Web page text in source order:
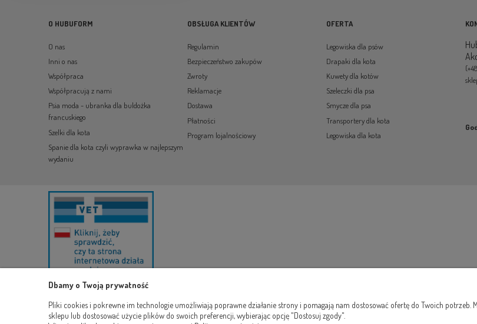
O HUBUFORM
O nas
Inni o nas
Współpraca
Współpracują z nami
Psia moda - ubranka dla buldożka
francuskiego
Szelki dla kota
Spanie dla kota czyli wyprawka w najlepszym
wydaniu
OBSŁUGA KLIENTÓW
Regulamin
Bezpieczeństwo zakupów
Zwroty
Reklamacje
Dostawa
Płatności
Program lojalnościowy
OFERTA
Legowiska dla psów
Drapaki dla kota
Kuwety dla kotów
Szeleczki dla psa
Smycze dla psa
Transportery dla kota
Legowiska dla kota
Dbamy o Twoją prywatność
Pliki cookies i pokrewne im technologie umożliwiają poprawne działanie strony i pomagają nam dostosować ofertę do Twoich
sklepu lub dostosować użycie plików do swoich preferencji, wybierając opcję "Dostosuj zgody".